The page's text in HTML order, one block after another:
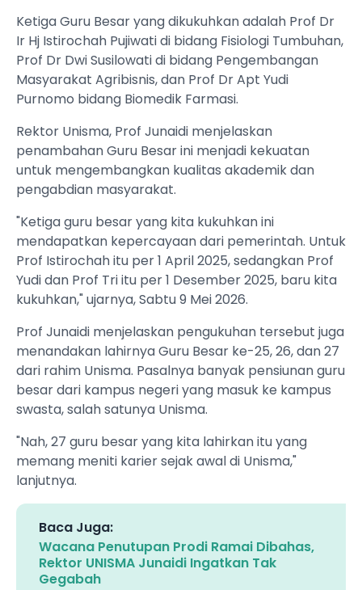
Ketiga Guru Besar yang dikukuhkan adalah Prof Dr
Ir Hj Istirochah Pujiwati di bidang Fisiologi Tumbuhan,
Prof Dr Dwi Susilowati di bidang Pengembangan
Masyarakat Agribisnis, dan Prof Dr Apt Yudi
Purnomo bidang Biomedik Farmasi.
Rektor Unisma, Prof Junaidi menjelaskan
penambahan Guru Besar ini menjadi kekuatan
untuk mengembangkan kualitas akademik dan
pengabdian masyarakat.
"Ketiga guru besar yang kita kukuhkan ini
mendapatkan kepercayaan dari pemerintah. Untuk
Prof Istirochah itu per 1 April 2025, sedangkan Prof
Yudi dan Prof Tri itu per 1 Desember 2025, baru kita
kukuhkan," ujarnya, Sabtu 9 Mei 2026.
Prof Junaidi menjelaskan pengukuhan tersebut juga
menandakan lahirnya Guru Besar ke-25, 26, dan 27
dari rahim Unisma. Pasalnya banyak pensiunan guru
besar dari kampus negeri yang masuk ke kampus
swasta, salah satunya Unisma.
"Nah, 27 guru besar yang kita lahirkan itu yang
memang meniti karier sejak awal di Unisma,"
lanjutnya.
Baca Juga:
Wacana Penutupan Prodi Ramai Dibahas,
Rektor UNISMA Junaidi Ingatkan Tak
Gegabah